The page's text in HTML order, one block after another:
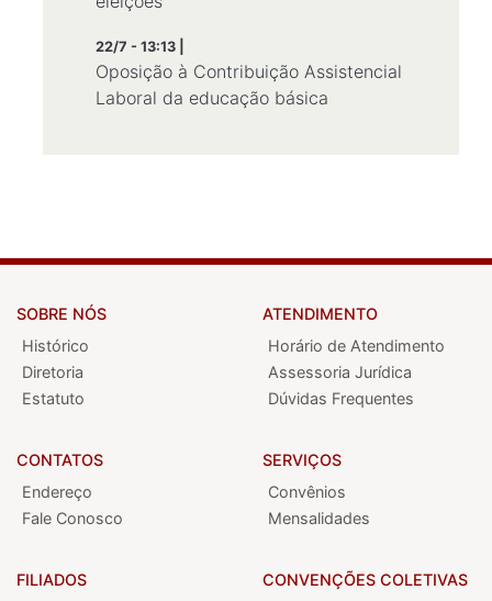
22/7 - 13:13 |
Oposição à Contribuição Assistencial
Laboral da educação básica
SOBRE NÓS
Histórico
Diretoria
Estatuto
CONTATOS
Endereço
Fale Conosco
ATENDIMENTO
Horário de Atendimento
Assessoria Jurídica
Dúvidas Frequentes
SERVIÇOS
Convênios
Mensalidades
FILIADOS
CONVENÇÕES COLETIVAS